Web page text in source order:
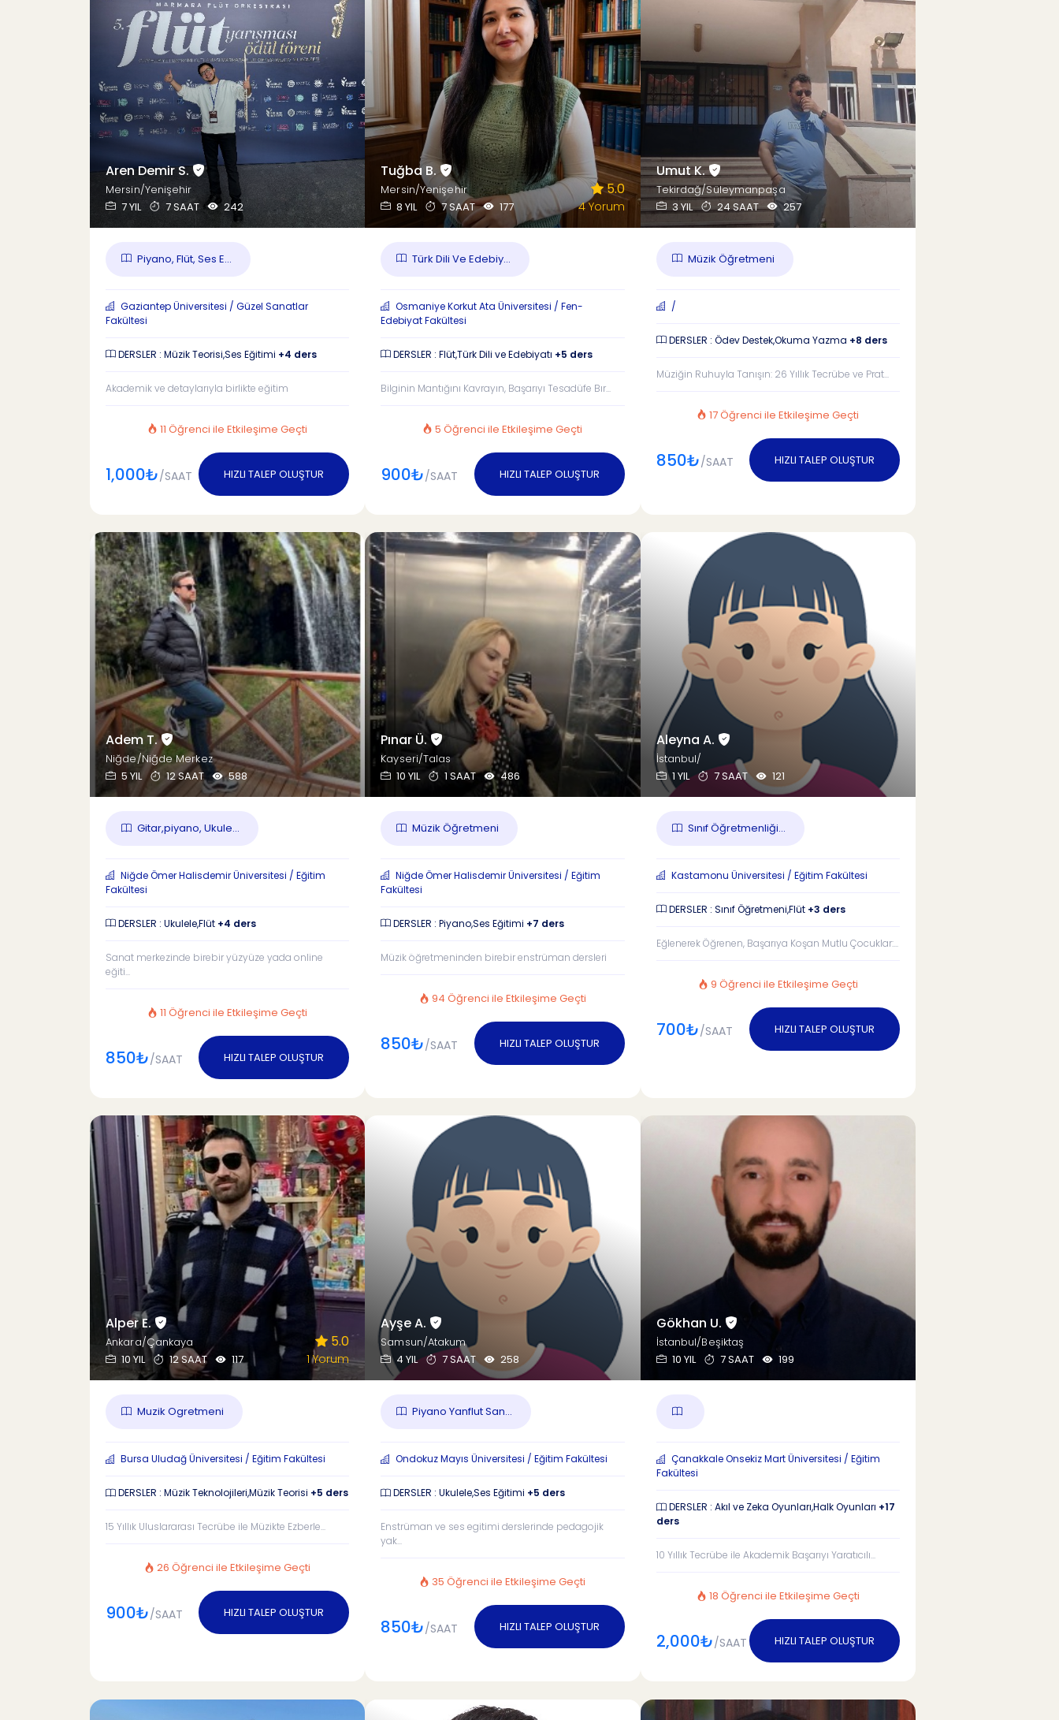
Aren Demir S.
Mersin/Yenişehir
7 YIL
7 SAAT 242
Piyano, Flüt, Ses E...
Gaziantep Üniversitesi / Güzel Sanatlar
Fakültesi
DERSLER : Müzik Teorisi,Ses Eğitimi +4 ders
Akademik ve detaylarıyla birlikte eğitim
11 Öğrenci ile Etkileşime Geçti
1,000₺/SAAT HIZLI TALEP OLUŞTUR
Tuğba B.
Mersin/Yenişehir
8 YIL
7 SAAT 177
5.0
4 Yorum
Türk Dili Ve Edebiy...
Osmaniye Korkut Ata Üniversitesi / Fen-
Edebiyat Fakültesi
DERSLER : Flüt,Türk Dili ve Edebiyatı +5 ders
Bilginin Mantığını Kavrayın, Başarıyı Tesadüfe Bır...
5 Öğrenci ile Etkileşime Geçti
900₺/SAAT HIZLI TALEP OLUŞTUR
Umut K.
Tekirdağ/Süleymanpaşa
3 YIL
24 SAAT 257
Müzik Öğretmeni
/
DERSLER : Ödev Destek,Okuma Yazma +8 ders
Müziğin Ruhuyla Tanışın: 26 Yıllık Tecrübe ve Prat...
17 Öğrenci ile Etkileşime Geçti
850₺/SAAT HIZLI TALEP OLUŞTUR
Adem T.
Niğde/Niğde Merkez
5 YIL
12 SAAT 588
Gitar,piyano, Ukule...
Niğde Ömer Halisdemir Üniversitesi / Eğitim
Fakültesi
DERSLER : Ukulele,Flüt +4 ders
Sanat merkezinde birebir yüzyüze yada online
eğiti...
11 Öğrenci ile Etkileşime Geçti
850₺/SAAT HIZLI TALEP OLUŞTUR
Pınar Ü.
Kayseri/Talas
10 YIL
1 SAAT 486
Müzik Öğretmeni
Niğde Ömer Halisdemir Üniversitesi / Eğitim
Fakültesi
DERSLER : Piyano,Ses Eğitimi +7 ders
Müzik öğretmeninden birebir enstrüman dersleri
94 Öğrenci ile Etkileşime Geçti
850₺/SAAT HIZLI TALEP OLUŞTUR
Aleyna A.
İstanbul/
1 YIL
7 SAAT 121
Sınıf Öğretmenliği...
Kastamonu Üniversitesi / Eğitim Fakültesi
DERSLER : Sınıf Öğretmeni,Flüt +3 ders
Eğlenerek Öğrenen, Başarıya Koşan Mutlu Çocuklar:...
9 Öğrenci ile Etkileşime Geçti
700₺/SAAT HIZLI TALEP OLUŞTUR
Alper E.
Ankara/Çankaya
10 YIL
12 SAAT 117
5.0
1 Yorum
Muzik Ogretmeni
Bursa Uludağ Üniversitesi / Eğitim Fakültesi
DERSLER : Müzik Teknolojileri,Müzik Teorisi +5 ders
15 Yıllık Uluslararası Tecrübe ile Müzikte Ezberle...
26 Öğrenci ile Etkileşime Geçti
900₺/SAAT HIZLI TALEP OLUŞTUR
Ayşe A.
Samsun/Atakum
4 YIL
7 SAAT 258
Piyano Yanflut San...
Ondokuz Mayıs Üniversitesi / Eğitim Fakültesi
DERSLER : Ukulele,Ses Eğitimi +5 ders
Enstrüman ve ses egitimi derslerinde pedagojik
yak...
35 Öğrenci ile Etkileşime Geçti
850₺/SAAT HIZLI TALEP OLUŞTUR
Gökhan U.
İstanbul/Beşiktaş
10 YIL
7 SAAT 199
Çanakkale Onsekiz Mart Üniversitesi / Eğitim
Fakültesi
DERSLER : Akıl ve Zeka Oyunları,Halk Oyunları +17
ders
10 Yıllık Tecrübe ile Akademik Başarıyı Yaratıcılı...
18 Öğrenci ile Etkileşime Geçti
2,000₺/SAAT HIZLI TALEP OLUŞTUR